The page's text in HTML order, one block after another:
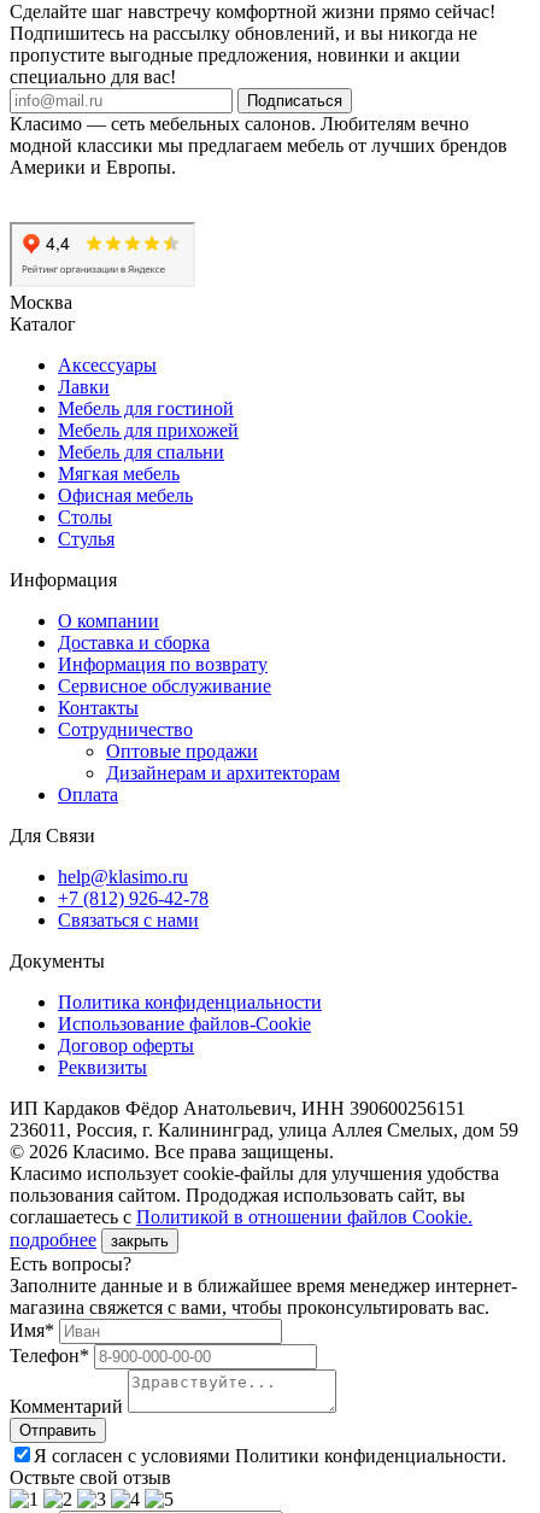
Сделайте шаг навстречу комфортной жизни прямо сейчас!
Подпишитесь на рассылку обновлений, и вы никогда не
пропустите выгодные предложения, новинки и акции
специально для вас!
Подписаться
Класимо — cеть мебельных салонов. Любителям вечно
модной классики мы предлагаем мебель от лучших брендов
Америки и Европы.
Москва
Каталог
Аксессуары
Лавки
Мебель для гостиной
Мебель для прихожей
Мебель для спальни
Мягкая мебель
Офисная мебель
Столы
Стулья
Информация
О компании
Доставка и сборка
Информация по возврату
Сервисное обслуживание
Контакты
Сотрудничество
Оптовые продажи
Дизайнерам и архитекторам
Оплата
Для Связи
help@klasimo.ru
+7 (812) 926-42-78
Связаться с нами
Документы
Политика конфиденциальности
Использование файлов-Cookie
Договор оферты
Реквизиты
ИП Кардаков Фёдор Анатольевич, ИНН 390600256151
236011, Россия, г. Калининград, улица Аллея Смелых, дом 59
© 2026 Класимо. Все права защищены.
Класимо использует cookie-файлы для улучшения удобства
пользования сайтом. Прододжая использовать сайт, вы
соглашаетесь с Политикой в отношении файлов Сookie.
подробнее
закрыть
Есть вопросы?
Заполните данные и в ближайшее время менеджер интернет-
магазина свяжется с вами, чтобы проконсультировать вас.
Имя*
Телефон*
Комментарий
Я согласен с условиями Политики конфиденциальности.
Оствьте свой отзыв